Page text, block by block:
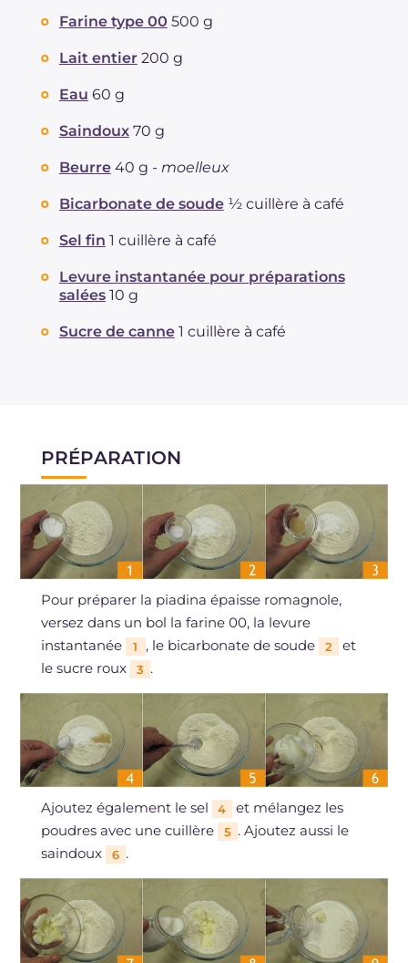
Farine type 00 500 g
Lait entier 200 g
Eau 60 g
Saindoux 70 g
Beurre 40 g - moelleux
Bicarbonate de soude ½ cuillère à café
Sel fin 1 cuillère à café
Levure instantanée pour préparations
salées 10 g
Sucre de canne 1 cuillère à café
PRÉPARATION
Pour préparer la piadina épaisse romagnole,
versez dans un bol la farine 00, la levure
instantanée
1 , le bicarbonate de soude 2
et
le sucre roux
3 .
Ajoutez également le sel 4
et mélangez les
poudres avec une cuillère
5 . Ajoutez aussi le
saindoux
6 .